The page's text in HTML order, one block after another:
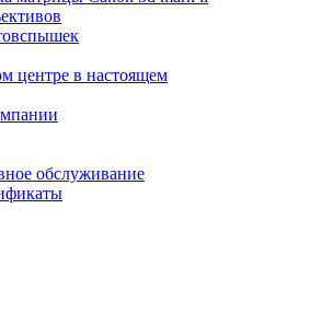
центре в настоящем
обслуживание